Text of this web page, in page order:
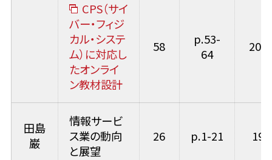
CPS（サイ
バー・フィジ
カル・システ
ム）に対応し
たオンライ
ン教材設計
58
p.53-
64
田島
巌
情報サービ
ス業の動向
と展望
26 p.1-21